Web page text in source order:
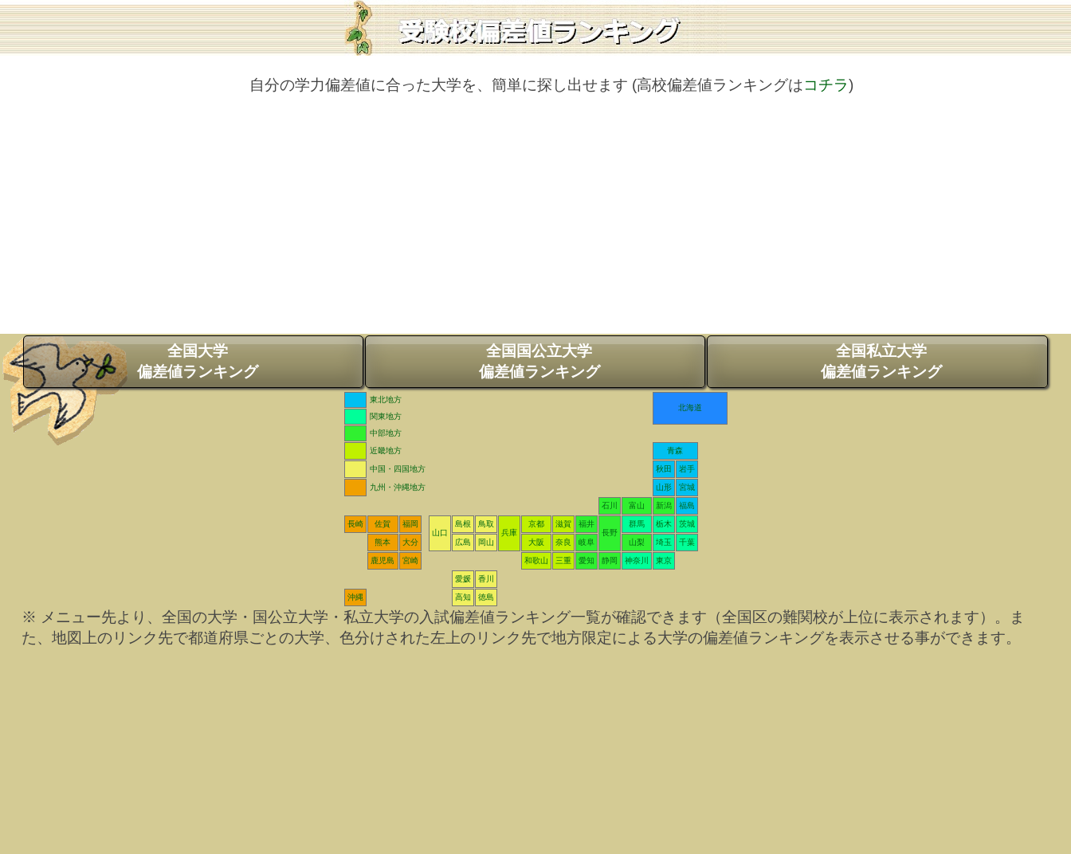
自分の学力偏差値に合った大学を、簡単に探し出せます (高校偏差値ランキングはコチラ)
全国大学
偏差値ランキング
全国国公立大学
偏差値ランキング
全国私立大学
偏差値ランキング
東北地方
北海道
関東地方
中部地方
近畿地方
青森
中国・四国地方 秋田 岩手
九州・沖縄地方 山形 宮城
石川 富山 新潟 福島
長崎 佐賀
福岡
山口
島根
鳥取
兵庫
京都 滋賀
福井
長野
群馬 栃木 茨城
熊本 大分 広島 岡山 大阪 奈良 岐阜 山梨 埼玉 千葉
鹿児島 宮崎 和歌山 三重 愛知 静岡 神奈川 東京
愛媛 香川
沖縄 高知 徳島
※ メニュー先より、全国の大学・国公立大学・私立大学の入試偏差値ランキング一覧が確認できます（全国区の難関校が上位に表示されます）。ま
た、地図上のリンク先で都道府県ごとの大学、色分けされた左上のリンク先で地方限定による大学の偏差値ランキングを表示させる事ができます。